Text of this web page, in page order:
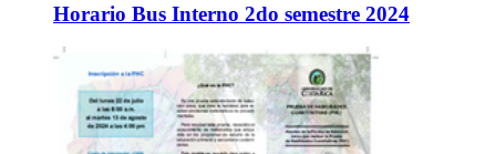
Horario Bus Interno 2do semestre 2024